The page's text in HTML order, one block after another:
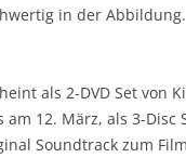
in der Abbildung.
als 2-DVD Set
12. März, als 3-
Soundtrack zum